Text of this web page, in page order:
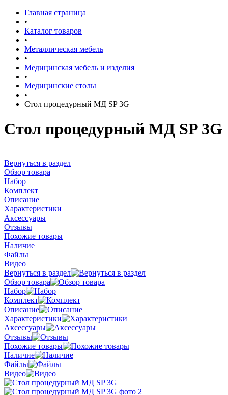
Главная страница
•
Каталог товаров
•
Металлическая мебель
•
Медицинская мебель и изделия
•
Медицинские столы
•
Стол процедурный МД SP 3G
Стол процедурный МД SP 3G
Вернуться в раздел
Обзор товара
Набор
Комплект
Описание
Характеристики
Аксессуары
Отзывы
Похожие товары
Наличие
Файлы
Видео
Вернуться в раздел
Обзор товара
Набор
Комплект
Описание
Характеристики
Аксессуары
Отзывы
Похожие товары
Наличие
Файлы
Видео